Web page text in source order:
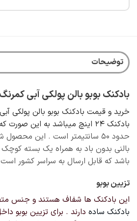
توضیحات
بادکنک بوبو بالن پولکی آبی کمرنگ
خرید و قیمت بادکنک بوبو بالن پولکی
بادکنک 24 اینچ میباشد به این صورت که
حدود 50 سانتیمتر است . این
بالنی بدون باد به همراه یک بسته
باشد که قابل ارسال به سراسر کشور
تزیین بوبو
این بادکنک ها شفاف هستند و جنس
بادکنک ساده دارند . برای تزیین بوبو